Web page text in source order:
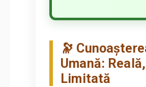
🔭
Umană:
Limitată